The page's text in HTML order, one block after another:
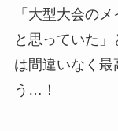
「大型大会の
と思っていた
は間違いなく最
う…！